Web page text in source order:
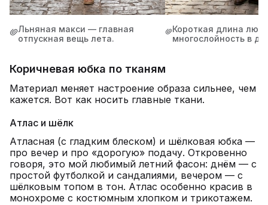
Льняная макси — главная
отпускная вещь лета.
Короткая длина
многослойность в
Коричневая юбка по тканям
Материал меняет настроение образа сильнее, чем
кажется. Вот как носить главные ткани.
Атлас и шёлк
Атласная (с гладким блеском) и шёлковая юбка —
про вечер и про «дорогую» подачу. Откровенно
говоря, это мой любимый летний фасон: днём — с
простой футболкой и сандалиями, вечером — с
шёлковым топом в тон. Атлас особенно красив в
монохроме с костюмным хлопком и трикотажем.